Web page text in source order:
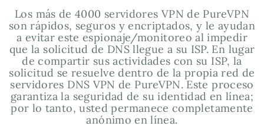
Los más de 4000 servidores VPN de PureVPN
son rápidos, seguros y encriptados, y le ayudan
a evitar este espionaje/monitoreo al impedir
que la solicitud de DNS llegue a su ISP. En lugar
de compartir sus actividades con su ISP, la
solicitud se resuelve dentro de la propia red de
servidores DNS VPN de PureVPN. Este proceso
garantiza la seguridad de su identidad en línea;
por lo tanto, usted permanece completamente
anónimo en línea.